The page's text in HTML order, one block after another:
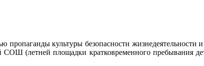
культуры безопасности жизнедеятельности
(летней площадки кратковременного пребывания